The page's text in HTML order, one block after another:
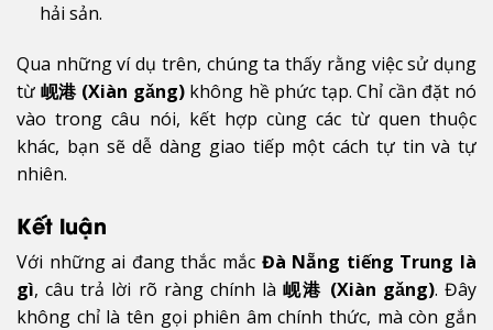
hải sản.
Qua những ví dụ trên, chúng ta thấy rằng việc sử dụng
từ 岘港 (Xiàn gǎng)không hề phức tạp. Chỉ cần đặt nó
vào trong câu nói, kết hợp cùng các từ quen thuộc
khác, bạn sẽ dễ dàng giao tiếp một cách tự tin và tự
nhiên.
Kết luận
Với những ai đang thắc mắc Đà Nẵng tiếng Trung là
gì, câu trả lời rõ ràng chính là岘港 (Xiàn gǎng). Đây
không chỉ là tên gọi phiên âm chính thức, mà còn gắn